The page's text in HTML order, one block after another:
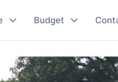
Budget